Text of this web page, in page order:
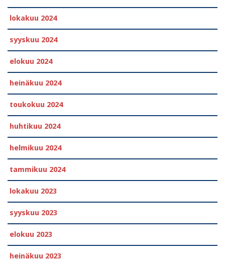
lokakuu 2024
syyskuu 2024
elokuu 2024
heinäkuu 2024
toukokuu 2024
huhtikuu 2024
helmikuu 2024
tammikuu 2024
lokakuu 2023
syyskuu 2023
elokuu 2023
heinäkuu 2023